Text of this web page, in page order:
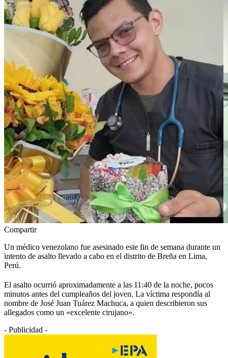
Compartir
Un médico venezolano fue asesinado este fin de semana durante un
intento de asalto llevado a cabo en el distrito de Breña en Lima,
Perú.
El asalto ocurrió aproximadamente a las 11:40 de la noche, pocos
minutos antes del cumpleaños del joven. La víctima respondía al
nombre de José Juan Tuárez Machuca, a quien describieron sus
allegados como un «excelente cirujano».
- Publicidad -